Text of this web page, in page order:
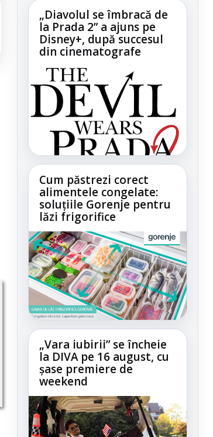
„Diavolul se îmbracă de
la Prada 2” a ajuns pe
Disney+, după succesul
din cinematografe
Cum păstrezi corect
alimentele congelate:
soluțiile Gorenje pentru
lăzi frigorifice
„Vara iubirii” se încheie
la DIVA pe 16 august, cu
șase premiere de
weekend